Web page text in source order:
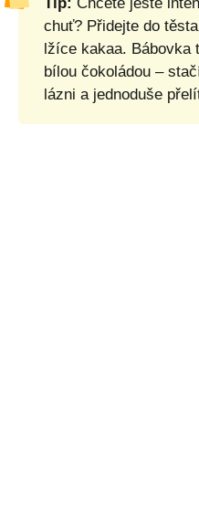
chuť? Přidejte do
lžíce kakaa. Bábovka
bílou čokoládou –
lázni a jednoduše